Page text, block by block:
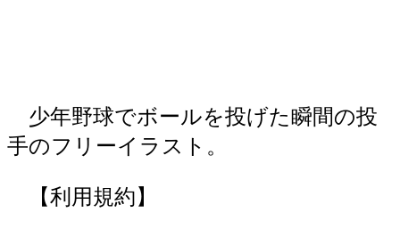
少年野球でボールを投げた瞬間の投
手のフリーイラスト。
【利用規約】